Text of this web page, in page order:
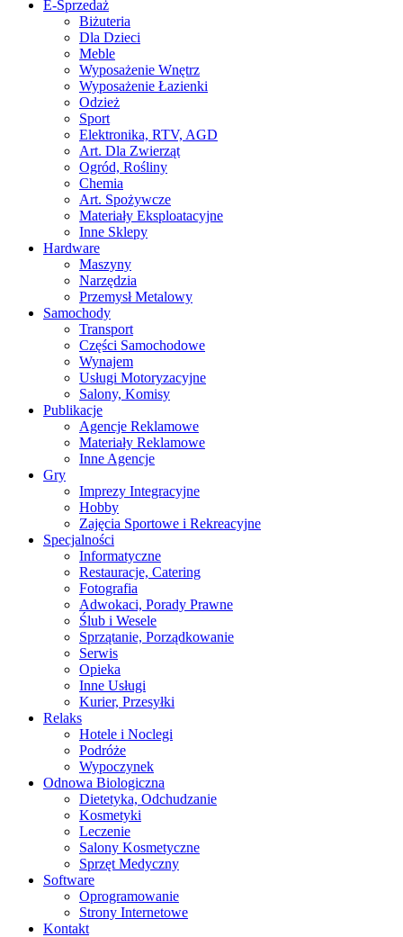
E-Sprzedaż
Biżuteria
Dla Dzieci
Meble
Wyposażenie Wnętrz
Wyposażenie Łazienki
Odzież
Sport
Elektronika, RTV, AGD
Art. Dla Zwierząt
Ogród, Rośliny
Chemia
Art. Spożywcze
Materiały Eksploatacyjne
Inne Sklepy
Hardware
Maszyny
Narzędzia
Przemysł Metalowy
Samochody
Transport
Części Samochodowe
Wynajem
Usługi Motoryzacyjne
Salony, Komisy
Publikacje
Agencje Reklamowe
Materiały Reklamowe
Inne Agencje
Gry
Imprezy Integracyjne
Hobby
Zajęcia Sportowe i Rekreacyjne
Specjalności
Informatyczne
Restauracje, Catering
Fotografia
Adwokaci, Porady Prawne
Ślub i Wesele
Sprzątanie, Porządkowanie
Serwis
Opieka
Inne Usługi
Kurier, Przesyłki
Relaks
Hotele i Noclegi
Podróże
Wypoczynek
Odnowa Biologiczna
Dietetyka, Odchudzanie
Kosmetyki
Leczenie
Salony Kosmetyczne
Sprzęt Medyczny
Software
Oprogramowanie
Strony Internetowe
Kontakt